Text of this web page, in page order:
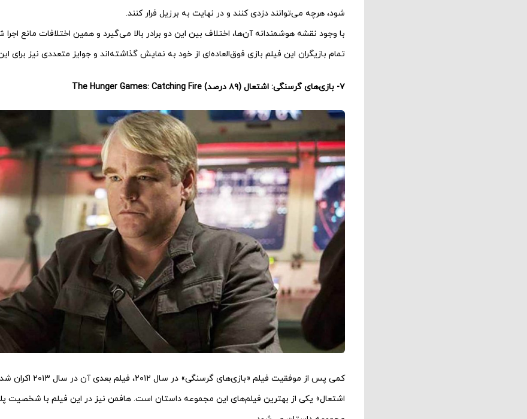
شود، هرچه می‌توانند دزدی کنند و در نهایت به برزیل فرار کنند.
با وجود نقشه هوشمندانه آن‌ها، اختلاف بین این دو برادر بالا می‌گیرد و همین اختلافات مانع
تمام بازیگران این فیلم بازی فوق‌العاده‌ای از خود به نمایش گذاشته‌اند و جوایز متعددی نیز برای
۷- بازی‌های گرسنگی: اشتعال (۸۹ درصد)
کمی پس از موفقیت فیلم
اشتعال» یکی از بهترین فیلم‌های این مجموعه داستان است. هافمن نیز در این فیلم با شخصیت